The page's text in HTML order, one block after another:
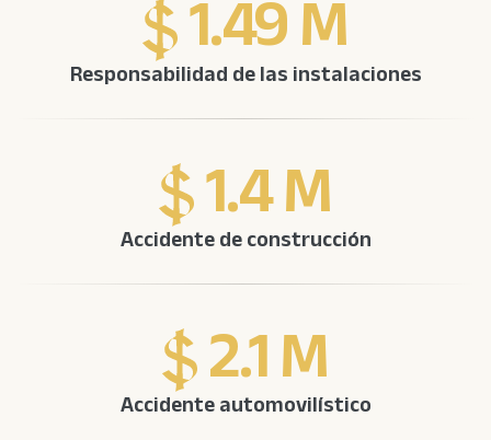
1.49 M
Responsabilidad de las instalaciones
1.4 M
Accidente de construcción
2.1 M
Accidente automovilístico